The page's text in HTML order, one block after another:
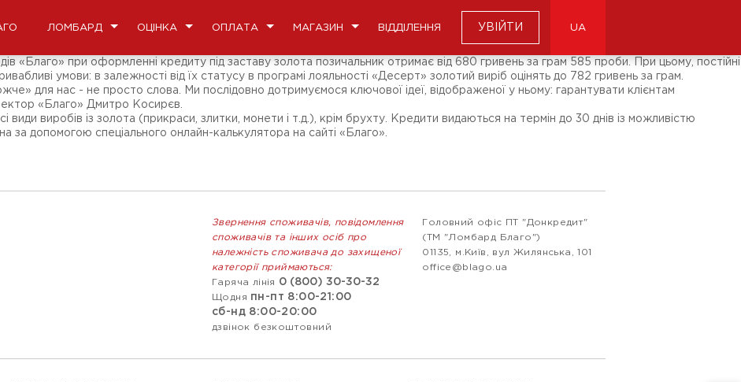
ЛОМБАРД ОЦІНКА ОПЛАТА МАГАЗИН ВІДДІЛЕННЯ УВІЙТИ UA
«Благо» при оформленні кредиту під заставу золота позичальник отримає від 680 гривень за грам 585 проби. При цьому, постійні
умови: в залежності від їх статусу в програмі лояльності «Десерт» золотий виріб оцінять до 782 гривень за грам.
для нас - не просто слова. Ми послідовно дотримуємося ключової ідеї, відображеної у ньому: гарантувати клієнтам
«Благо» Дмитро Косирєв.
виробів із золота (прикраси, злитки, монети і т.д.), крім брухту. Кредити видаються на термін до 30 днів із можливістю
за допомогою спеціального онлайн-калькулятора на сайті «Благо».
Звернення споживачів, повідомлення
споживачів та інших осіб про
належність споживача до захищеної
категорії приймаються:
Гаряча лінія
0 (800) 30-30-32
Щодня пн-пт 8:00-21:00
сб-нд 8:00-20:00
дзвінок безкоштовний
Головний офіс ПТ "Донкредит"
(ТМ "Ломбард Благо")
01135, м.Київ, вул Жилянська, 101
office@blago.ua